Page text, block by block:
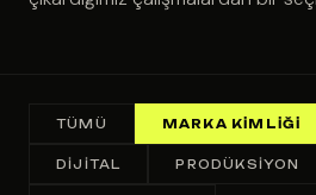
TÜMÜ MARKA KIMLIĞI
DIJITAL PRODÜKSIYON